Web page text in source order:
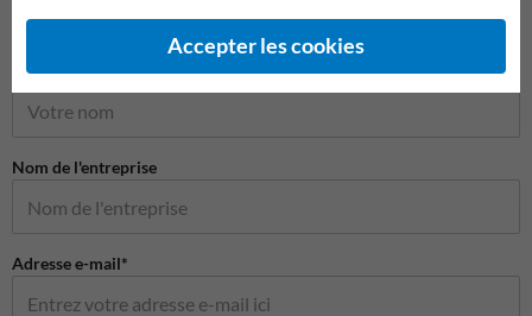
Poser votre question à Panneausecurite.be
Nom*
Nom de l'entreprise
Adresse e-mail*
Accepter les cookies